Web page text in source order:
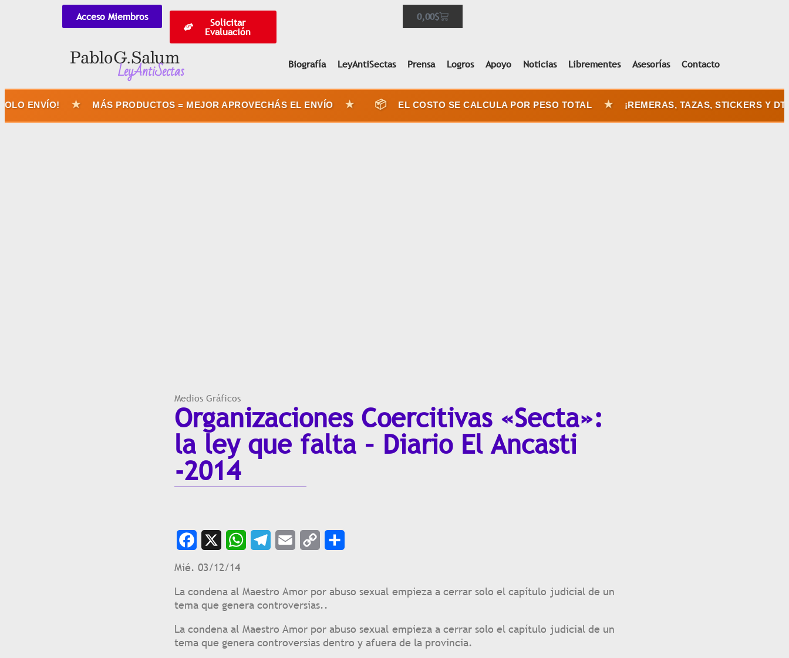
Acceso Miembros Solicitar
Evaluación
0,00$
Pablo G. Salum
LeyAntiSectas Biografía LeyAntiSectas Prensa Logros Apoyo Noticias Librementes Asesorías Contacto
★ MÁS PRODUCTOS = MEJOR APROVECHÁS EL ENVÍO ★ 📦 EL COSTO SE CALCULA POR PESO TOTAL ★ ¡REMERAS, TAZAS, STICKERS Y DTF UV
Medios Gráficos
Organizaciones Coercitivas «Secta»:
la ley que falta – Diario El Ancasti
-2014
Facebook
Mié. 03/12/14
La condena al Maestro Amor por abuso sexual empieza a cerrar solo el capítulo judicial de un
tema que genera controversias..
La condena al Maestro Amor por abuso sexual empieza a cerrar solo el capítulo judicial de un
tema que genera controversias dentro y afuera de la provincia.